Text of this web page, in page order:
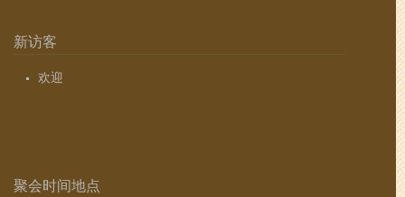
新访客
欢迎
聚会时间地点